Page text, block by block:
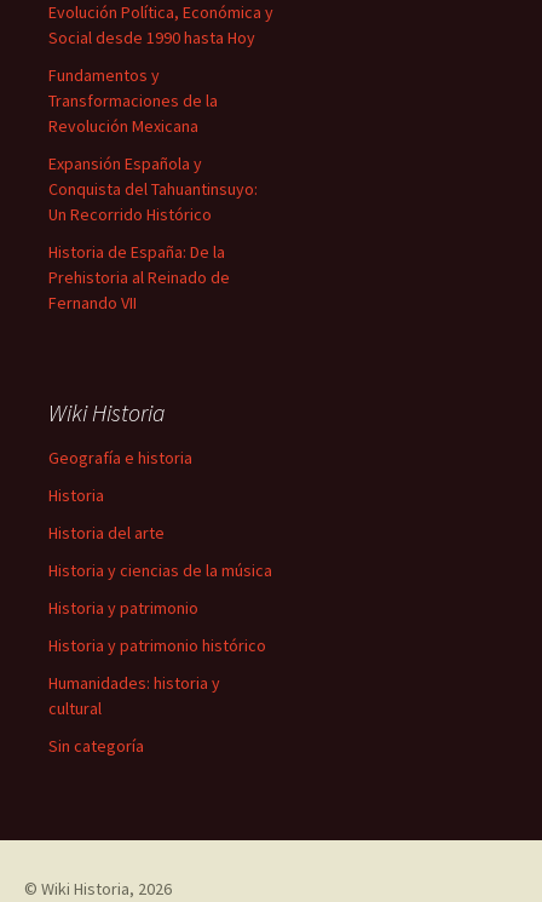
Evolución Política, Económica y
Social desde 1990 hasta Hoy
Fundamentos y
Transformaciones de la
Revolución Mexicana
Expansión Española y
Conquista del Tahuantinsuyo:
Un Recorrido Histórico
Historia de España: De la
Prehistoria al Reinado de
Fernando VII
Wiki Historia
Geografía e historia
Historia
Historia del arte
Historia y ciencias de la música
Historia y patrimonio
Historia y patrimonio histórico
Humanidades: historia y
cultural
Sin categoría
© Wiki Historia, 2026